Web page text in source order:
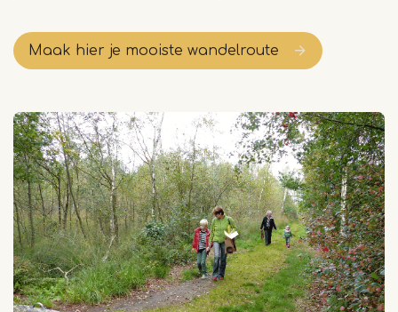
Maak hier je mooiste wandelroute